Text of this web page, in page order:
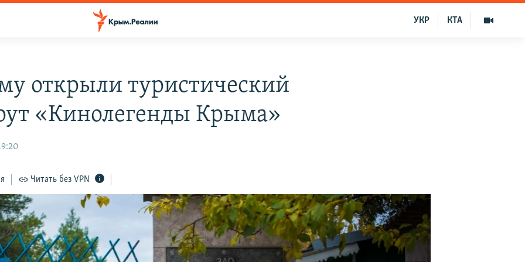
КТА
УКР
открыли туристический
«Кинолегенды Крыма»
Читать без VPN